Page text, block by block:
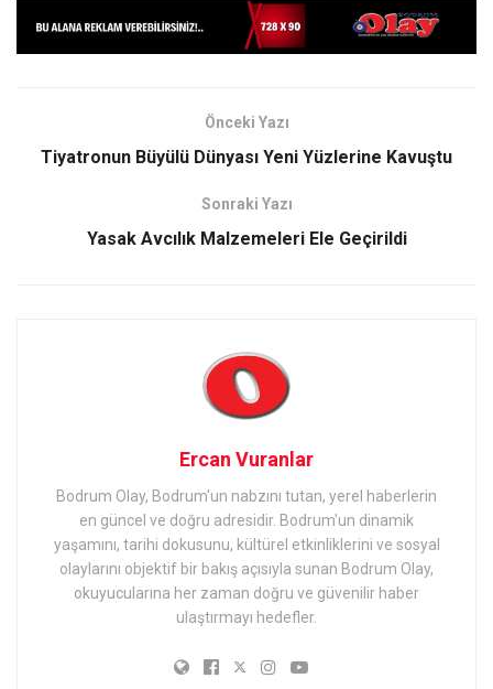
Önceki Yazı
Tiyatronun Büyülü Dünyası Yeni Yüzlerine Kavuştu
Sonraki Yazı
Yasak Avcılık Malzemeleri Ele Geçirildi
Ercan Vuranlar
Bodrum Olay, Bodrum'un nabzını tutan, yerel haberlerin
en güncel ve doğru adresidir. Bodrum'un dinamik
yaşamını, tarihi dokusunu, kültürel etkinliklerini ve sosyal
olaylarını objektif bir bakış açısıyla sunan Bodrum Olay,
okuyucularına her zaman doğru ve güvenilir haber
ulaştırmayı hedefler.